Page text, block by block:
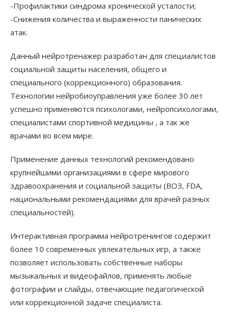
-Профилактики синдрома хронической усталости;
-Снижения количества и выраженности панических
атак.
Данный нейротренажер разработан для специалистов
социальной защиты населения, общего и
специального (коррекционного) образования.
Технологии нейробиоуправления уже более 30 лет
успешно применяются психологами, нейропсихологами,
специалистами спортивной медицины , а так же
врачами во всем мире.
Применение данных технологий рекомендовано
крупнейшими организациями в сфере мирового
здравоохранения и социальной защиты (ВОЗ, FDA,
национальными рекомендациями для врачей разных
специальностей).
Интерактивная программа нейротренингов содержит
более 10 современных увлекательных игр, а также
позволяет использовать собственные наборы
мызыкальных и видеофайлов, применять любые
фотографии и слайды, отвечающие педагогической
или коррекционной задаче специалиста.